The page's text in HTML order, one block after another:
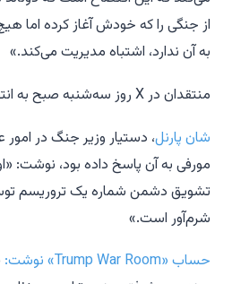
از جنگی را که خودش آغاز کرده اما
به آن ندارد، اشتباه مدیریت می‌کند.»
منتقدان در X روز سه‌شنبه صبح به انتقاد از مورفی ادامه دادند.
شان پارنل، دستیار وزیر جنگ در امور
مورفی به آن پاسخ داده بود، نوشت:
تشویق دشمن شماره یک تروریسم
شرم‌آور است.»
حساب «Trump War Room» نوشت: